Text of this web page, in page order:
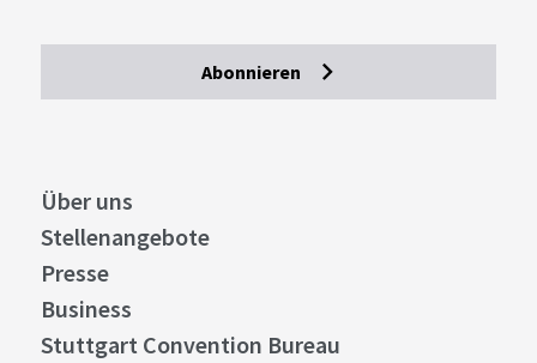
Abonnieren
Über uns
Stellenangebote
Presse
Business
Stuttgart Convention Bureau